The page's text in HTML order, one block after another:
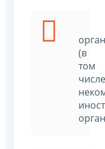
(в
том
числе